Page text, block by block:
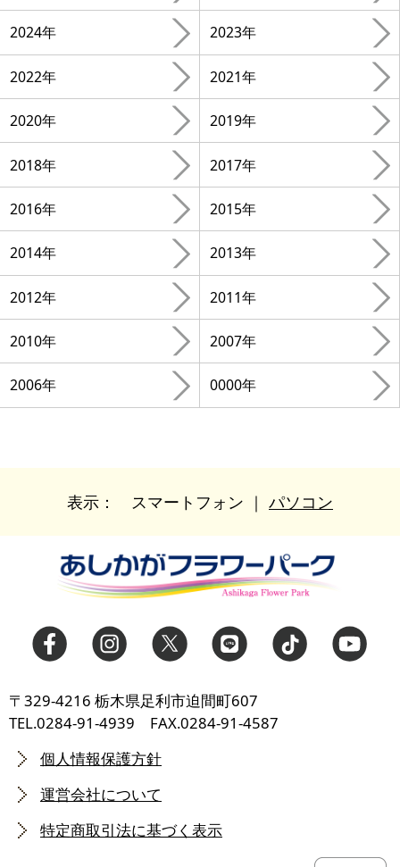
2024年 2023年
2022年 2021年
2020年 2019年
2018年 2017年
2016年 2015年
2014年 2013年
2012年 2011年
2010年 2007年
2006年 0000年
表示： スマートフォン ｜ パソコン
〒329-4216 栃木県足利市迫間町607
TEL.0284-91-4939 FAX.0284-91-4587
個人情報保護方針
運営会社について
特定商取引法に基づく表示